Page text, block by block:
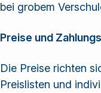
bei grobem
Preise und
Die Preise richten
Preislisten und